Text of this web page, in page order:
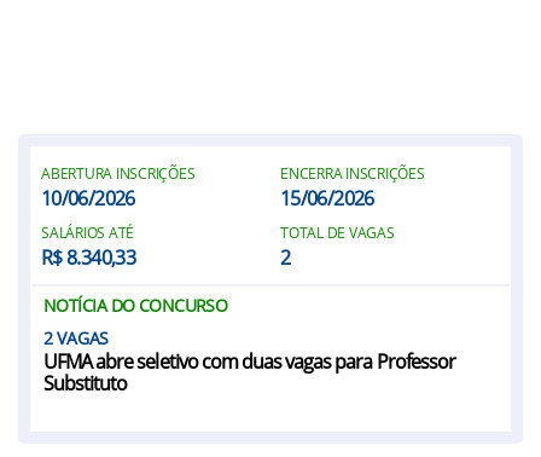
ABERTURA INSCRIÇÕES
10/06/2026
ENCERRA INSCRIÇÕES
15/06/2026
SALÁRIOS ATÉ
R$ 8.340,33
TOTAL DE VAGAS
2
NOTÍCIA DO CONCURSO
2
UFMA abre seletivo com duas vagas para Professor
Substituto